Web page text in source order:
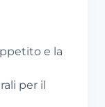
e la
per il